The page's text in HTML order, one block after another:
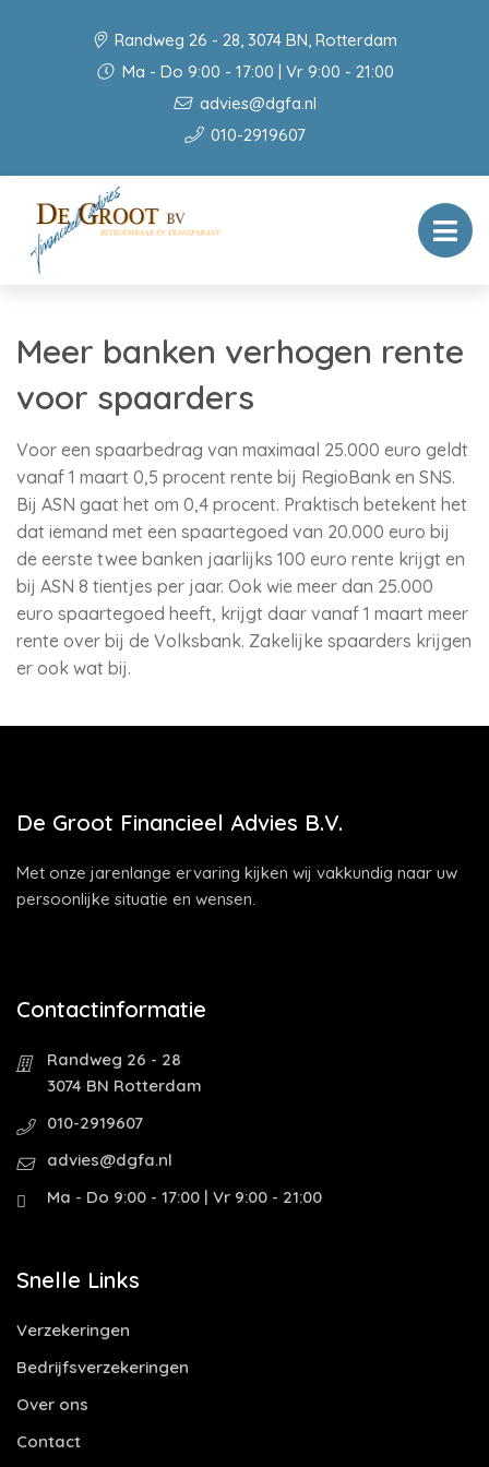
Randweg 26 - 28, 3074 BN, Rotterdam
Ma - Do 9:00 - 17:00 | Vr 9:00 - 21:00
advies@dgfa.nl
010-2919607
Meer banken verhogen rente
voor spaarders
Voor een spaarbedrag van maximaal 25.000 euro geldt
vanaf 1 maart 0,5 procent rente bij RegioBank en SNS.
Bij ASN gaat het om 0,4 procent. Praktisch betekent het
dat iemand met een spaartegoed van 20.000 euro bij
de eerste twee banken jaarlijks 100 euro rente krijgt en
bij ASN 8 tientjes per jaar. Ook wie meer dan 25.000
euro spaartegoed heeft, krijgt daar vanaf 1 maart meer
rente over bij de Volksbank. Zakelijke spaarders krijgen
er ook wat bij.
De Groot Financieel Advies B.V.
Met onze jarenlange ervaring kijken wij vakkundig naar uw
persoonlijke situatie en wensen.
Contactinformatie
Randweg 26 - 28
3074 BN Rotterdam
010-2919607
advies@dgfa.nl
Ma - Do 9:00 - 17:00 | Vr 9:00 - 21:00
Snelle Links
Verzekeringen
Bedrijfsverzekeringen
Over ons
Contact